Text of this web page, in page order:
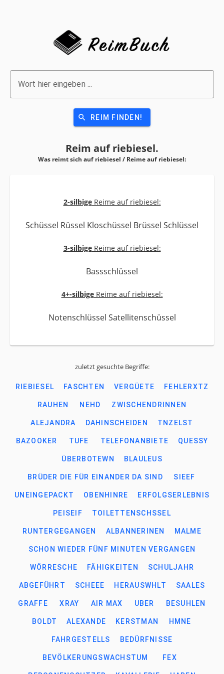
Wort hier eingeben ...
search REIM FINDEN!
Reim aufriebiesel.
Was reimt sich auf riebiesel / Reime auf riebiesel:
2-silbigeReime auf riebiesel:
Schüssel Rüssel Kloschüssel Brüssel Schlüssel
3-silbigeReime auf riebiesel:
Bassschlüssel
4+-silbigeReime auf riebiesel:
Notenschlüssel Satellitenschüssel
zuletzt gesuchte Begriffe:
RIEBIESEL FASCHTEN VERGÜETE FEHLERXTZ
RAUHEN NEHD ZWISCHENDRINNEN
ALEJANDRA DAHINSCHEIDEN TNZELST
BAZOOKER TUFE TELEFONANBIETE QUESSY
ÜBERBOTEWN BLAULEUS
BRÜDER DIE FÜR EINANDER DA SIND SIEEF
UNEINGEPACKT OBENHINRE ERFOLGSERLEBNIS
PEISEIF TOILETTENSCHSSEL
RUNTERGEGANGEN ALBANNERINEN MALME
SCHON WIEDER FÜNF MINUTEN VERGANGEN
WÖRRESCHE FÄHIGKEITEN SCHULJAHR
ABGEFÜHRT SCHEEE HERAUSWHLT SAALES
GRAFFE XRAY AIR MAX UBER BESUHLEN
BOLDT ALEXANDE KERSTMAN HMNE
FAHRGESTELLS BEDÜRFNISSE
BEVÖLKERUNGSWACHSTUM FEX